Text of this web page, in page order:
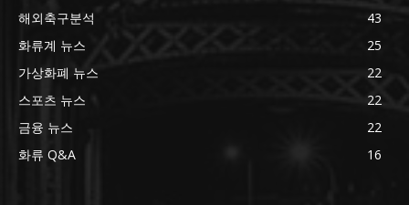
해외축구분석
43
화류계 뉴스
25
가상화폐 뉴스
22
스포츠 뉴스
22
금융 뉴스
22
화류 Q&A
16